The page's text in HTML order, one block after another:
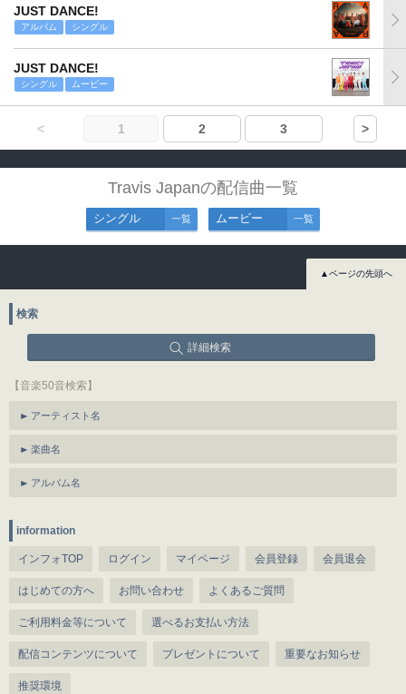
JUST DANCE!
アルバム シングル
JUST DANCE!
シングル ムービー
< 1 2 3 >
Travis Japanの配信曲一覧
シングル 一覧 ムービー 一覧
▲ページの先頭へ
検索
詳細検索
【音楽50音検索】
アーティスト名
楽曲名
アルバム名
information
インフォTOP ログイン マイページ 会員登録 会員退会
はじめての方へ お問い合わせ よくあるご質問
ご利用料金等について 選べるお支払い方法
配信コンテンツについて プレゼントについて 重要なお知らせ
推奨環境